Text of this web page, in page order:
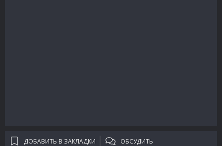
ДОБАВИТЬ В ЗАКЛАДКИ ОБСУДИТЬ